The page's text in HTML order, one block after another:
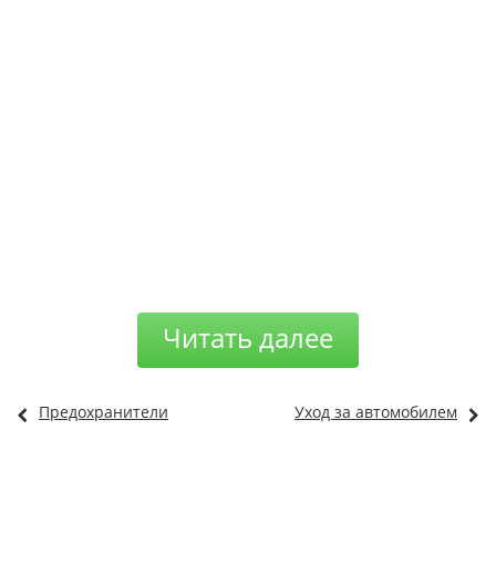
Читать далее
Предохранители Уход за автомобилем